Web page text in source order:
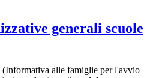
generali scuole
alle famiglie per l'avvio